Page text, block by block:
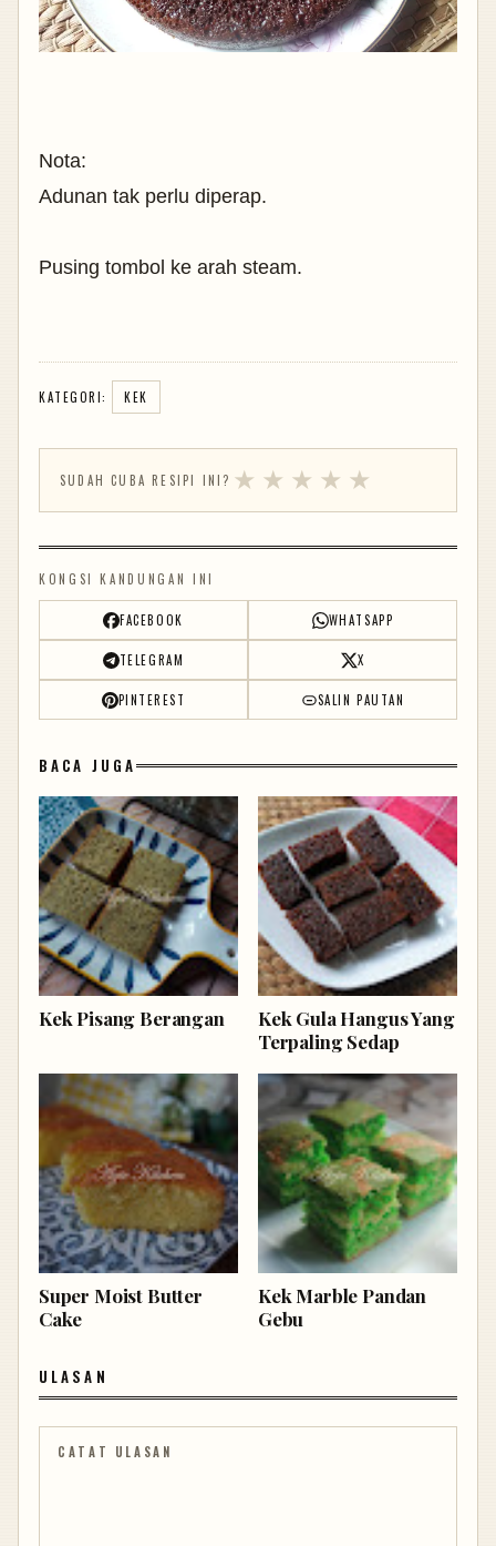
Nota:
Adunan tak perlu diperap.
Pusing tombol ke arah steam.
KATEGORI: KEK
SUDAH CUBA RESIPI INI? ★ ★ ★ ★ ★
KONGSI KANDUNGAN INI
FACEBOOK WHATSAPP
TELEGRAM X
PINTEREST SALIN PAUTAN
BACA JUGA
Kek Pisang Berangan
Kek Gula Hangus Yang
Terpaling Sedap
Super Moist Butter
Cake
Kek Marble Pandan
Gebu
ULASAN
CATAT ULASAN